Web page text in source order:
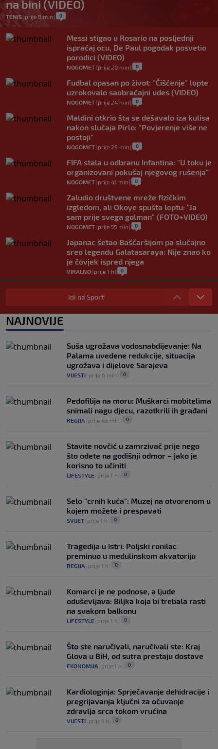
na bini (VIDEO)
TENIS| prije 8 min | 0
Messi stigao u Rosario na posljednji
ispraćaj ocu, De Paul pogodak posvetio
porodici (VIDEO)
NOGOMET| prije 20 min | 0
Fudbal opasan po život: "Čišćenje" lopte
uzrokovalo saobraćajni udes (VIDEO)
NOGOMET| prije 24 min | 0
Maldini otkrio šta se dešavalo iza kulisa
nakon slučaja Pirlo: "Povjerenje više ne
postoji"
NOGOMET| prije 29 min | 0
FIFA stala u odbranu Infantina: "U toku je
organizovani pokušaj njegovog rušenja"
NOGOMET| prije 41 min | 0
Zaludio društvene mreže fizičkim
izgledom, ali Okoye spušta loptu: "Ja
sam prije svega golman" (FOTO+VIDEO)
NOGOMET| prije 55 min | 0
Japanac šetao Baščaršijom pa slučajno
sreo legendu Galatasaraya: Nije znao ko
je čovjek ispred njega
VIRALNO| prije 1 h | 0
Modrić bi mogao dobiti neočekivanu
ulogu u Milanu: Gazzetta nagovijestila
NOGOMET|prije 5 h| 0
to da ga pitam": Luda priča NBA zvijezde,
htio je samo jednu stvar
KOŠARKA| prije 6 h| 0
Idi na Sport
NAJNOVIJE
Suša ugrožava vodosnabdijevanje: Na
Palama uvedene redukcije, situacija
ugrožava i dijelove Sarajeva
VIJESTI prije 6 min 0
Pedofilija na moru: Muškarci mobitelima
snimali nagu djecu, razotkrili ih građani
REGIJA prije 43 min 0
Stavite novčić u zamrzivač prije nego
što odete na godišnji odmor – jako je
korisno to učiniti
LIFESTYLE prije 1 h 0
Selo "crnih kuća": Muzej na otvorenom u
kojem možete i prespavati
SVIJET prije 1 h 0
Tragedija u Istri: Poljski ronilac
preminuo u medulinskom akvatoriju
REGIJA prije 1 h 0
Komarci je ne podnose, a ljude
oduševljava: Biljka koja bi trebala rasti
na svakom balkonu
LIFESTYLE prije 1 h 0
Što ste naručivali, naručivali ste: Kraj
Glova u BiH, od sutra prestaju dostave
EKONOMIJA prije 1 h 0
Kardiologinja: Sprječavanje dehidracije i
pregrijavanja ključni za očuvanje
zdravlja srca tokom vrućina
VIJESTI prije 1 h 0